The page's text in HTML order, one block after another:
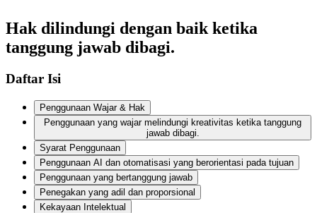
Hak dilindungi dengan baik ketika
tanggung jawab dibagi.
Daftar Isi
Penggunaan Wajar & Hak
Penggunaan yang wajar melindungi kreativitas ketika tanggung
jawab dibagi.
Syarat Penggunaan
Penggunaan AI dan otomatisasi yang berorientasi pada tujuan
Penggunaan yang bertanggung jawab
Penegakan yang adil dan proporsional
Kekayaan Intelektual